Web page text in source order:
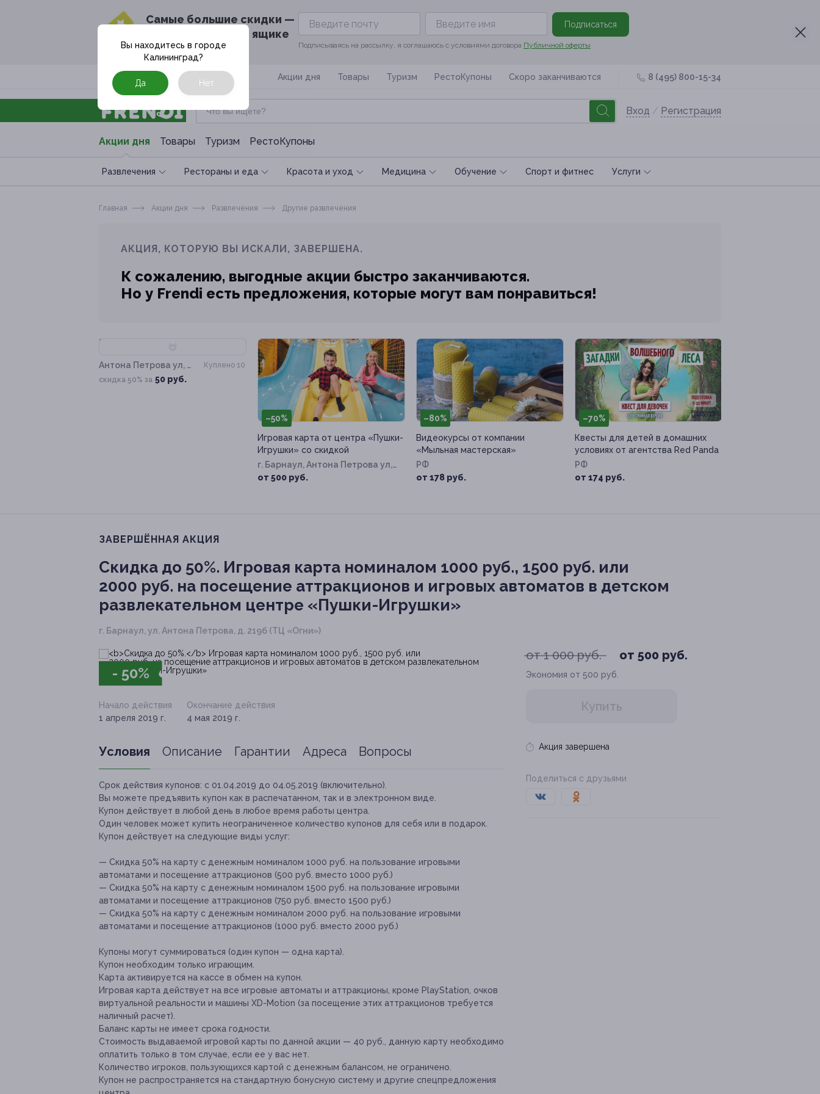
Cамые большие скидки —
в твоём почтовом ящике
Подписаться
Подписываясь на рассылку, я соглашаюсь с условиями договора Публичной оферты
Москва Акции дня Товары Туризм РестоКупоны Скоро заканчиваются 8 (495) 800-15-34
Вход / Регистрация
Акции дня Товары Туризм РестоКупоны
Развлечения Рестораны и еда Красота и уход Медицина Обучение Спoрт и фитнес Услуги
Вы находитесь в городе
Калининград?
Да Нет
Главная Акции дня Развлечения Другие развлечения
АКЦИЯ, КОТОРУЮ ВЫ ИСКАЛИ, ЗАВЕРШЕНА.
К сожалению, выгодные акции быстро заканчиваются.
Но у Frendi есть предложения, которые могут вам понравиться!
Антона Петрова ул, д.
219Б
скидка 50% за 50 руб.
Куплено 10
–50%
Игровая карта от центра «Пушки-
Игрушки» со скидкой
г. Барнаул, Антона Петрова ул,
д. 219б
от 500 руб.
–80%
Видеокурсы от компании
«Мыльная мастерская»
РФ
от 178 руб.
–70%
Квесты для детей в домашних
условиях от агентства Red Panda
РФ
от 174 руб.
ЗАВЕРШЁННАЯ АКЦИЯ
Скидка до 50%. Игровая карта номиналом 1000 руб., 1500 руб. или
2000 руб. на посещение аттракционов и игровых автоматов в детском
развлекательном центре «Пушки-Игрушки»
г. Барнаул, ул. Антона Петрова, д. 219б (ТЦ «Огни»)
- 50%
от 1 000 руб. от 500 руб.
Экономия от 500 руб.
Купить
Акция завершена
Поделиться с друзьями
Начало действия
1 апреля 2019 г.
Окончание действия
4 мая 2019 г.
Условия Описание Гарантии Адреса Вопросы
Срок действия купонов: с 01.04.2019 до 04.05.2019 (включительно).
Вы можете предъявить купон как в распечатанном, так и в электронном виде.
Купон действует в любой день в любое время работы центра.
Один человек может купить неограниченное количество купонов для себя или в подарок.
Купон действует на следующие виды услуг:
— Скидка 50% на карту с денежным номиналом 1000 руб. на пользование игровыми
автоматами и посещение аттракционов (500 руб. вместо 1000 руб.)
— Скидка 50% на карту с денежным номиналом 1500 руб. на пользование игровыми
автоматами и посещение аттракционов (750 руб. вместо 1500 руб.)
— Скидка 50% на карту с денежным номиналом 2000 руб. на пользование игровыми
автоматами и посещение аттракционов (1000 руб. вместо 2000 руб.)
Купоны могут суммироваться (один купон — одна карта).
Купон необходим только играющим.
Карта активируется на кассе в обмен на купон.
Игровая карта действует на все игровые автоматы и аттракционы, кроме PlayStation, очков
виртуальной реальности и машины XD-Motion (за посещение этих аттракционов требуется
наличный расчет).
Баланс карты не имеет срока годности.
Стоимость выдаваемой игровой карты по данной акции — 40 руб., данную карту необходимо
оплатить только в том случае, если ее у вас нет.
Количество игроков, пользующихся картой с денежным балансом, не ограничено.
Купон не распространяется на стандартную бонусную систему и другие спецпредложения